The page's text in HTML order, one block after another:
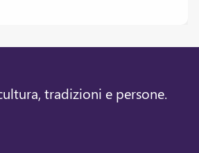
tradizioni e persone.